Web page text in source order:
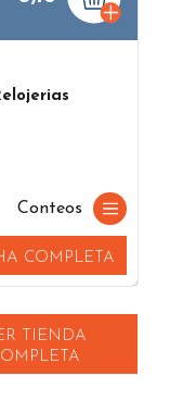
Conteos
COMPLETA
TIENDA